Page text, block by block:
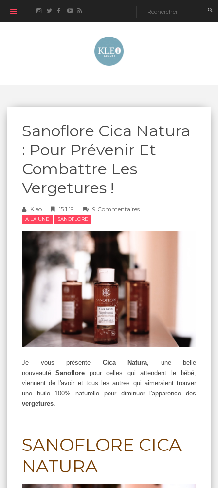
Sanoflore Cica Natura
: Pour Prévenir Et
Combattre Les
Vergetures !
Kleo 15.1.19 9 Commentaires
A LA UNE SANOFLORE
Je vous présente Cica Natura , une belle
nouveautéSanoflore pour celles qui attendent le bébé,
viennent de l'avoir et tous les autres qui aimeraient trouver
une huile 100% naturelle pour diminuer l'apparence des
vergetures
SANOFLORE CICA
NATURA